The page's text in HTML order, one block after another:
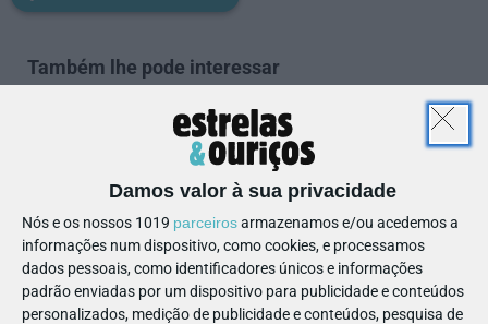
Damos valor à sua privacidade
Nós e os nossos 1019 parceirosarmazenamos e/ou acedemos a
informações num dispositivo, como cookies, e processamos
dados pessoais, como identificadores únicos e informações
padrão enviadas por um dispositivo para publicidade e conteúdos
personalizados, medição de publicidade e conteúdos, pesquisa de
Também lhe pode interessar
PARA BEBÉS